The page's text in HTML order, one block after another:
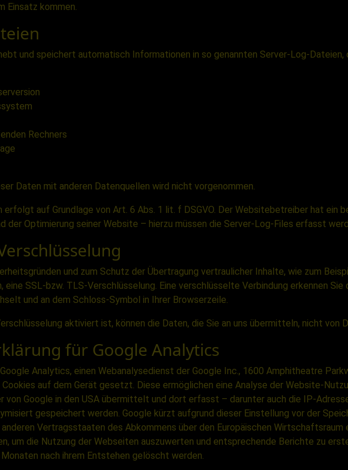
Einsatz kommen.
und speichert automatisch Informationen in so genannten Server-Log-
Rechners
Daten mit anderen Datenquellen wird nicht vorgenommen.
erfolgt auf Grundlage von Art. 6 Abs. 1 lit. f DSGVO. Der Websitebetreiber hat
der Optimierung seiner Website – hierzu müssen die Server-Log-Files erfasst
und zum Schutz der Übertragung vertraulicher Inhalte, wie zum
eine SSL-bzw. TLS-Verschlüsselung. Eine verschlüsselte Verbindung erkennen
und an dem Schloss-Symbol in Ihrer Browserzeile.
aktiviert ist, können die Daten, die Sie an uns übermitteln, nicht von
für Google Analytics
Analytics, einen Webanalysedienst der Google Inc., 1600 Amphitheatre
auf dem Gerät gesetzt. Diese ermöglichen eine Analyse der Website-
von Google in den USA übermittelt und dort erfasst – darunter auch die IP-
gespeichert werden. Google kürzt aufgrund dieser Einstellung vor der
anderen Vertragsstaaten des Abkommens über den Europäischen
um die Nutzung der Webseiten auszuwerten und entsprechende Berichte zu
nach ihrem Entstehen gelöscht werden.